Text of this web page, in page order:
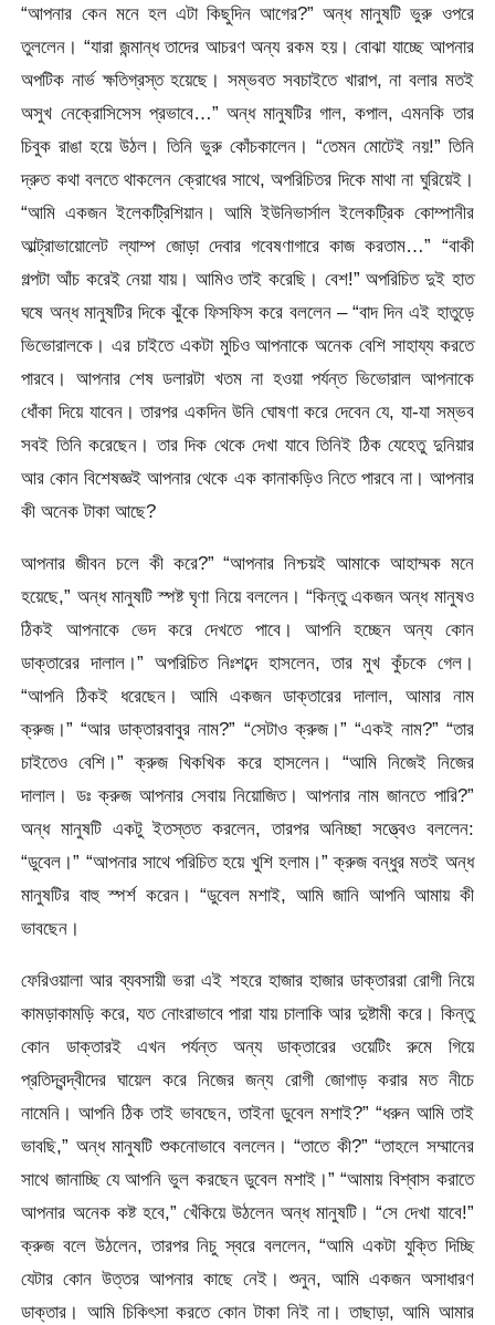
“আপনার কেন মনে হল এটা কিছুদিন আগের?” অন্ধ মানুষটি ভুরু ওপরে
তুললেন। “যারা জন্মান্ধ তাদের আচরণ অন্য রকম হয়। বোঝা যাচ্ছে আপনার
অপটিক নার্ভ ক্ষতিগ্রস্ত হয়েছে। সম্ভবত সবচাইতে খারাপ, না বলার মতই
অসুখ নেক্রোসিসেস প্রভাবে…” অন্ধ মানুষটির গাল, কপাল, এমনকি তার
চিবুক রাঙা হয়ে উঠল। তিনি ভুরু কোঁচকালেন। “তেমন মোটেই নয়!” তিনি
দ্রুত কথা বলতে থাকলেন ক্রোধের সাথে, অপরিচিতর দিকে মাথা না ঘুরিয়েই।
“আমি একজন ইলেকট্রিশিয়ান। আমি ইউনিভার্সাল ইলেকট্রিক কোম্পানীর
আল্ট্রাভায়োলেট ল্যাম্প জোড়া দেবার গবেষণাগারে কাজ করতাম…” “বাকী
গল্পটা আঁচ করেই নেয়া যায়। আমিও তাই করেছি। বেশ!” অপরিচিত দুই হাত
ঘষে অন্ধ মানুষটির দিকে ঝুঁকে ফিসফিস করে বললেন – “বাদ দিন এই হাতুড়ে
ভিভোরালকে। এর চাইতে একটা মুচিও আপনাকে অনেক বেশি সাহায্য করতে
পারবে। আপনার শেষ ডলারটা খতম না হওয়া পর্যন্ত ভিভোরাল আপনাকে
ধোঁকা দিয়ে যাবেন। তারপর একদিন উনি ঘোষণা করে দেবেন যে, যা-যা সম্ভব
সবই তিনি করেছেন। তার দিক থেকে দেখা যাবে তিনিই ঠিক যেহেতু দুনিয়ার
আর কোন বিশেষজ্ঞই আপনার থেকে এক কানাকড়িও নিতে পারবে না। আপনার
কী অনেক টাকা আছে?
আপনার জীবন চলে কী করে?” “আপনার নিশ্চয়ই আমাকে আহাম্মক মনে
হয়েছে,” অন্ধ মানুষটি স্পষ্ট ঘৃণা নিয়ে বললেন। “কিন্তু একজন অন্ধ মানুষও
ঠিকই আপনাকে ভেদ করে দেখতে পাবে। আপনি হচ্ছেন অন্য কোন
ডাক্তারের দালাল।” অপরিচিত নিঃশব্দে হাসলেন, তার মুখ কুঁচকে গেল।
“আপনি ঠিকই ধরেছেন। আমি একজন ডাক্তারের দালাল, আমার নাম
ক্রুজ।” “আর ডাক্তারবাবুর নাম?” “সেটাও ক্রুজ।” “একই নাম?” “তার
চাইতেও বেশি।” ক্রুজ খিকখিক করে হাসলেন। “আমি নিজেই নিজের
দালাল। ডঃ ক্রুজ আপনার সেবায় নিয়োজিত। আপনার নাম জানতে পারি?”
অন্ধ মানুষটি একটু ইতস্তত করলেন, তারপর অনিচ্ছা সত্ত্বেও বললেন:
“ডুবেল।” “আপনার সাথে পরিচিত হয়ে খুশি হলাম।” ক্রুজ বন্ধুর মতই অন্ধ
মানুষটির বাহু স্পর্শ করেন। “ডুবেল মশাই, আমি জানি আপনি আমায় কী
ভাবছেন।
ফেরিওয়ালা আর ব্যবসায়ী ভরা এই শহরে হাজার হাজার ডাক্তাররা রোগী নিয়ে
কামড়াকামড়ি করে, যত নোংরাভাবে পারা যায় চালাকি আর দুষ্টামী করে। কিন্তু
কোন ডাক্তারই এখন পর্যন্ত অন্য ডাক্তারের ওয়েটিং রুমে গিয়ে
প্রতিদ্বন্দ্বীদের ঘায়েল করে নিজের জন্য রোগী জোগাড় করার মত নীচে
নামেনি। আপনি ঠিক তাই ভাবছেন, তাইনা ডুবেল মশাই?” “ধরুন আমি তাই
ভাবছি,” অন্ধ মানুষটি শুকনোভাবে বললেন। “তাতে কী?” “তাহলে সম্মানের
সাথে জানাচ্ছি যে আপনি ভুল করছেন ডুবেল মশাই।” “আমায় বিশ্বাস করাতে
আপনার অনেক কষ্ট হবে,” খেঁকিয়ে উঠলেন অন্ধ মানুষটি। “সে দেখা যাবে!”
ক্রুজ বলে উঠলেন, তারপর নিচু স্বরে বললেন, “আমি একটা যুক্তি দিচ্ছি
যেটার কোন উত্তর আপনার কাছে নেই। শুনুন, আমি একজন অসাধারণ
ডাক্তার। আমি চিকিৎসা করতে কোন টাকা নিই না। তাছাড়া, আমি আমার